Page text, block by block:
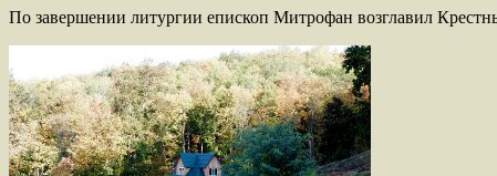
По завершении литургии епископ Митрофан возглавил